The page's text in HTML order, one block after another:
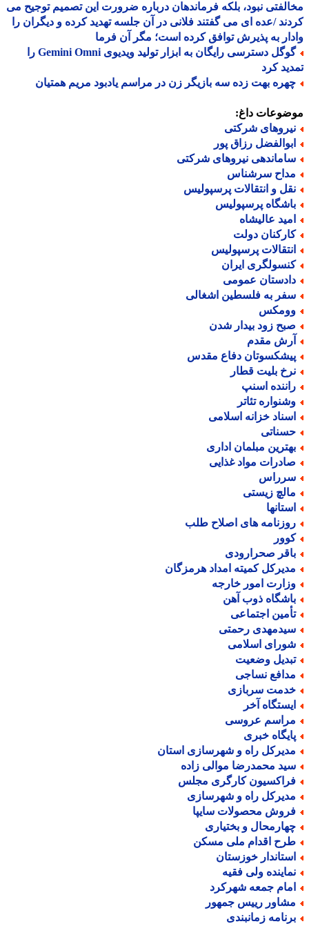
نبود، بلکه فرماندهان درباره ضرورت این تصمیم توجیح می
/عده ای می گفتند فلانی در آن جلسه تهدید کرده و دیگران را
به پذیرش توافق کرده است؛ مگر آن فرما
گوگل دسترسی رایگان به ابزار تولید ویدیوی Gemini Omni را
کرد
بهت زده سه بازیگر زن در مراسم یادبود مریم همتیان
داغ:
شرکتی
رزاق پور
نیروهای شرکتی
سرشناس
و انتقالات پرسپولیس
پرسپولیس
عالیشاه
دولت
پرسپولیس
ایران
عمومی
به فلسطین اشغالی
زود بیدار شدن
مقدم
دفاع مقدس
بلیت قطار
اسنپ
تئاتر
خزانه اسلامی
مبلمان اداری
مواد غذایی
زیستی
های اصلاح طلب
صحرارودی
کمیته امداد هرمزگان
امور خارجه
ذوب آهن
اجتماعی
رحمتی
اسلامی
وضعیت
نساجی
سربازی
آخر
عروسی
خبری
راه و شهرسازی استان
محمدرضا موالی زاده
کارگری مجلس
راه و شهرسازی
محصولات سایپا
و بختیاری
اقدام ملی مسکن
خوزستان
ولی فقیه
جمعه شهرکرد
رییس جمهور
زمانبندی